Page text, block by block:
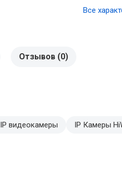
Все
Отзывов (0)
IP видеокамеры IP Камеры